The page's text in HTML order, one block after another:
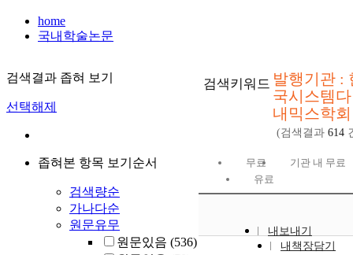
home
국내학술논문
검색결과 좁혀 보기
선택해제
좁혀본 항목 보기순서
검색량순
가나다순
원문유무
원문있음 (536)
검색키워드 발행기관 :
국시스템
내믹스학회
(검색결과 614
무료
기관 내 무료
유료
내보내기
내책장담기